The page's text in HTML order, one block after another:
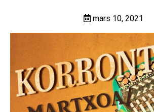
mars 10, 2021